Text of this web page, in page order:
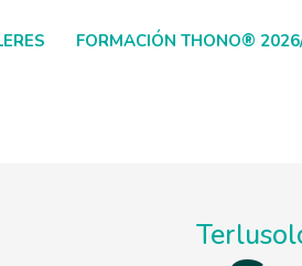
FORMACIÓN THONO®